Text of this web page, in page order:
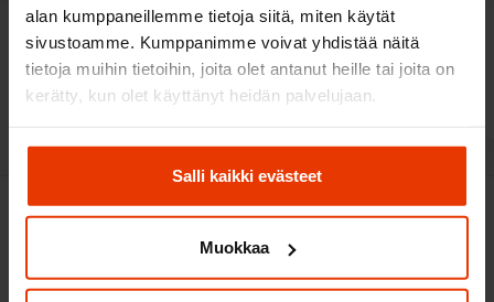
alan kumppaneillemme tietoja siitä, miten käytät
sivustoamme. Kumppanimme voivat yhdistää näitä
tietoja muihin tietoihin, joita olet antanut heille tai joita on
kerätty, kun olet käyttänyt heidän palvelujaan.
Salli kaikki evästeet
Muokkaa
ehtinyt suorittaa niitä, se ei estä ajotuntien
suorittamista.…
Lue lisää